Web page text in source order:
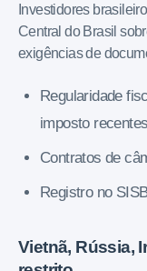
Investidores
Central do Brasil
exigências de
Regularidade
imposto
Contratos de
Registro no
Vietnã, Rússia,